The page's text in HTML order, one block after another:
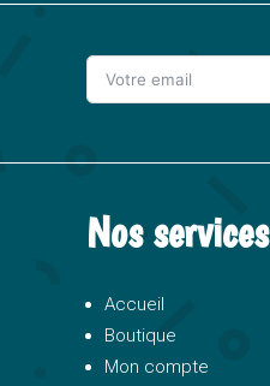
e
Nos services
Accueil
Boutique
Mon compte